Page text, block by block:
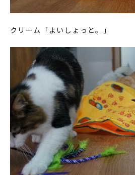
クリーム「よいしょっと。」